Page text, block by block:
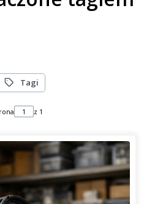
Tagi
z 1